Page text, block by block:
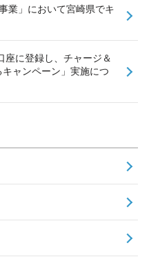
業」において宮崎県でキ
座に登録し、チャージ＆
ャンペーン」実施につ